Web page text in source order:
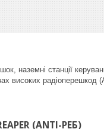
наземні станції
високих
(ANTI-РЕБ)